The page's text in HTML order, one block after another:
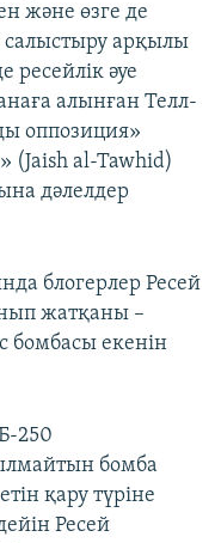
және өзге де
салыстыру арқылы
ресейлік әуе
алынған Телл-
оппозиция»
(Jaish al-Tawhid)
дәлелдер
блогерлер Ресей
жатқаны –
екенін
250
бомба
қару түріне
Ресей